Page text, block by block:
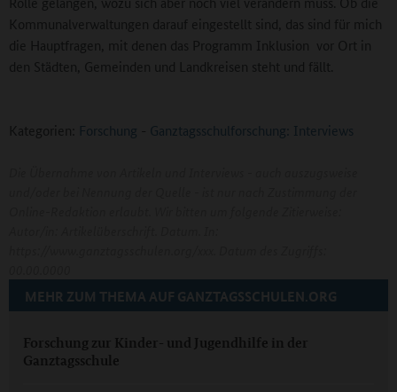
Kommunalverwaltungen darauf eingestellt sind, das sind für mich
die Hauptfragen, mit denen das Programm Inklusion vor Ort in
den Städten, Gemeinden und Landkreisen steht und fällt.
Kategorien: Forschung - Ganztagsschulforschung: Interviews
MEHR ZUM THEMA AUF GANZTAGSSCHULEN.ORG
Forschung zur Kinder- und Jugendhilfe in der
Ganztagsschule